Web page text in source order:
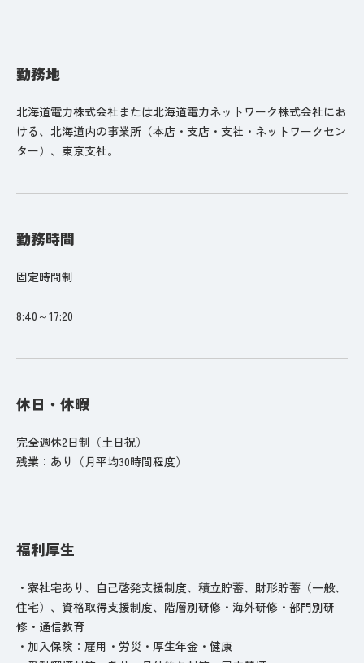
勤務地
北海道電力株式会社または北海道電力ネットワーク株式会社にお
ける、北海道内の事業所（本店・支店・支社・ネットワークセン
ター）、東京支社。
勤務時間
固定時間制
8:40～17:20
休日・休暇
完全週休2日制（土日祝）
残業：あり（月平均30時間程度）
福利厚生
・寮社宅あり、自己啓発支援制度、積立貯蓄、財形貯蓄（一般、
住宅）、資格取得支援制度、階層別研修・海外研修・部門別研
修・通信教育
・加入保険：雇用・労災・厚生年金・健康